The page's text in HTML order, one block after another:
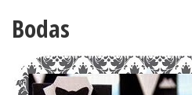
Bodas